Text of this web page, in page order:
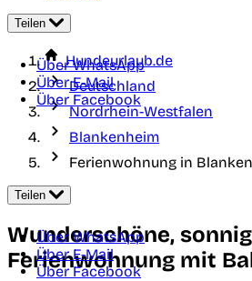
Teilen
Über WhatsApp
Über E-Mail
Über Facebook
Hundeurlaub.de
Deutschland
Nordrhein-Westfalen
Blankenheim
Ferienwohnung in
Teilen
Über WhatsApp
Über E-Mail
Über Facebook
Wunderschöne,
Ferienwohnung mit